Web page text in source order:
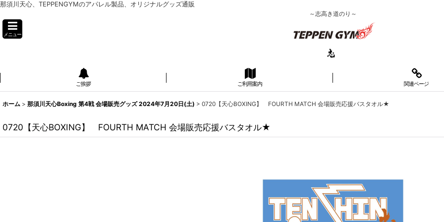
那須川天心、TEPPENGYMのアパレル製品、オリジナルグッズ通販
～志高き道のり～
メニュー
ご挨拶 ご利用案内 関連ページ
ホーム > 那須川天心Boxing 第4戦 会場販売グッズ 2024年7月20日(土) > 0720【天心BOXING】 FOURTH MATCH 会場販売応援バスタオル★
0720【天心BOXING】 FOURTH MATCH 会場販売応援バスタオル★